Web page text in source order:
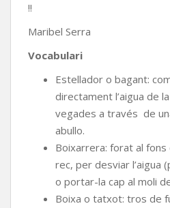
!!
Maribel Serra
Vocabulari
Estellador o bagant:
directament l’aigua de
vegades a través de
abullo.
Boixarrera: forat al fons
rec, per desviar l’aigua
o portar-la cap al moli
Boixa o tatxot: tros de